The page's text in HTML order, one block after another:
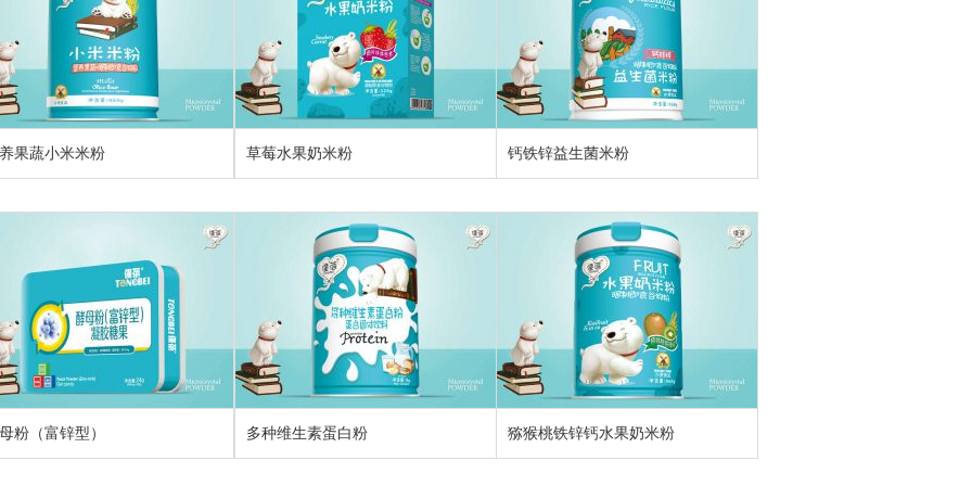
果蔬小米米粉 草莓水果奶米粉 钙铁锌益生菌米粉
粉（富锌型） 多种维生素蛋白粉 猕猴桃铁锌钙水果奶米粉